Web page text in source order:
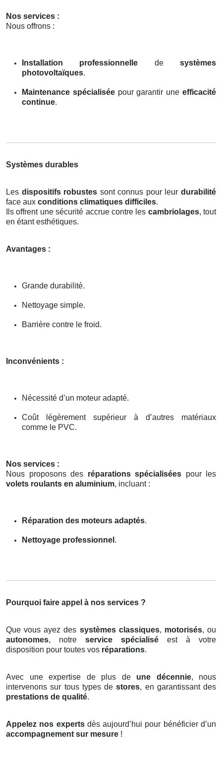
Nos services :
Nous offrons :
Installation professionnelle desystèmes
photovoltaïques.
Maintenance spécialiséepour garantir uneefficacité
continue.
Systèmes durables
Les dispositifs robustes sont connus pour leurdurabilité
face aux conditions climatiques difficiles.
Ils offrent une sécurité accrue contre les cambriolages, tout
en étant esthétiques.
Avantages :
Grande durabilité.
Nettoyage simple.
Barrière contre le froid.
Inconvénients :
Nécessité d’un moteur adapté.
Coût légèrement supérieur à d’autres matériaux
comme le PVC.
Nos services :
Nous proposons des réparations spécialisées pour les
volets roulants en aluminium, incluant :
Réparation des moteurs adaptés.
Nettoyage professionnel .
Pourquoi faire appel à nos services ?
Que vous ayez des systèmes classiques, motorisés, ou
autonomes, notre service spécialisé est à votre
disposition pour toutes vos réparations.
Avec une expertise de plus de une décennie, nous
intervenons sur tous types destores, en garantissant des
prestations de qualité.
Appelez nos expertsdès aujourd’hui pour bénéficier d’un
accompagnement sur mesure !